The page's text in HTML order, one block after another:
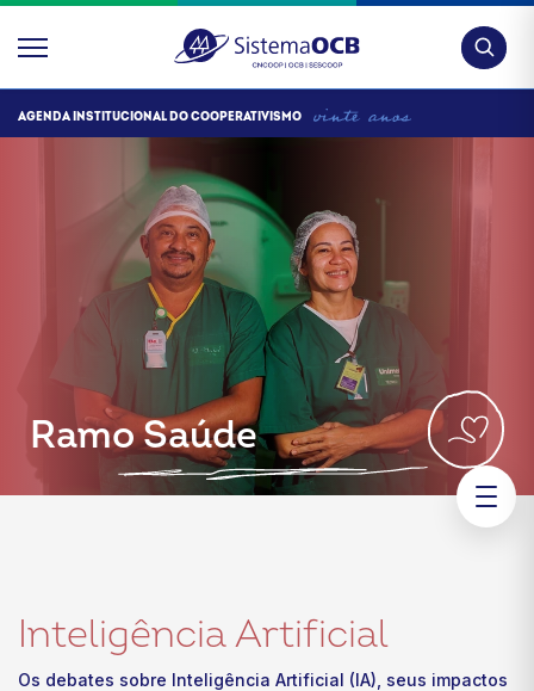
AGENDA INSTITUCIONAL DO COOPERATIVISMO
Ramo Saúde
Inteligência Artificial
Os debates sobre Inteligência Artificial (IA), seus impactos